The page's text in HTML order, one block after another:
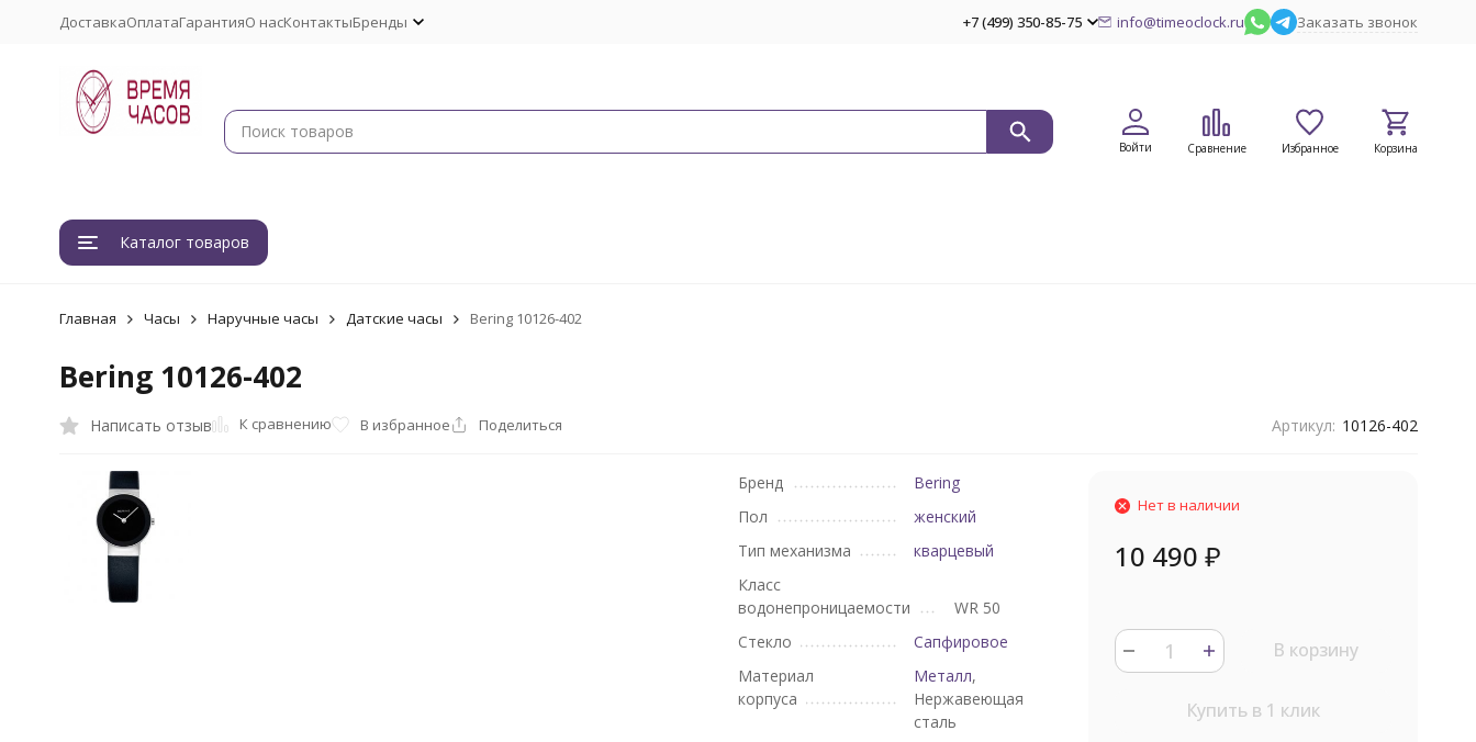
ДоставкаОплатаГарантияО насКонтактыБренды +7 (499) 350-85-75 info@timeoclock.ru Заказать звонок
Войти Сравнение Избранное Корзина
Каталог товаров
Главная Часы Наручные часы Датские часы Bering 10126-402
Bering 10126-402
Написать отзыв К сравнению В избранное Поделиться Артикул: 10126-402
Бренд
Bering
Пол
женский
Тип механизма
кварцевый
Класс
водонепроницаемости
WR 50
Стекло
Сапфировое
Материал
корпуса
Металл,
Нержавеющая
сталь
Нет в наличии
10 490 ₽
В корзину
Купить в 1 клик